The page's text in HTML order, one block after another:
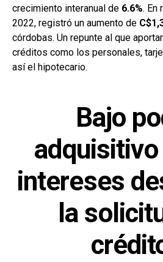
crecimiento interanual de 6.6%. En
2022, registró un aumento de
córdobas. Un repunte al que
créditos como los personales,
así el hipotecario.
Bajo
intereses
la